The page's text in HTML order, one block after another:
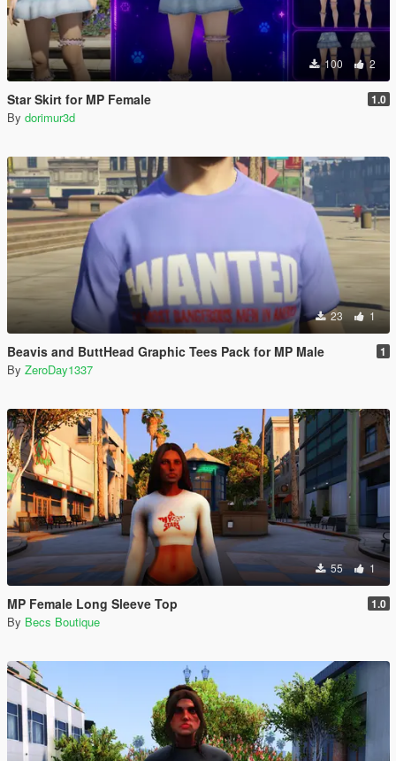
100 2
Star Skirt for MP Female 1.0
By dorimur3d
23 1
Beavis and ButtHead Graphic Tees Pack for MP Male 1
By ZeroDay1337
55 1
MP Female Long Sleeve Top 1.0
By Becs Boutique